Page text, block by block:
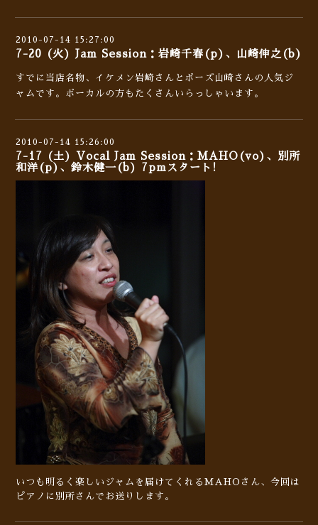
2010-07-14 15:27:00
7-20 (火) Jam Session：岩崎千春(p)、山崎伸之(b)
すでに当店名物、イケメン岩崎さんとボーズ山崎さんの人気ジ
ャムです。ボーカルの方もたくさんいらっしゃいます。
2010-07-14 15:26:00
7-17 (土) Vocal Jam Session：MAHO(vo)、別所
和洋(p)、鈴木健一(b) 7pmスタート!
いつも明るく楽しいジャムを届けてくれるMAHOさん、今回は
ピアノに別所さんでお送りします。